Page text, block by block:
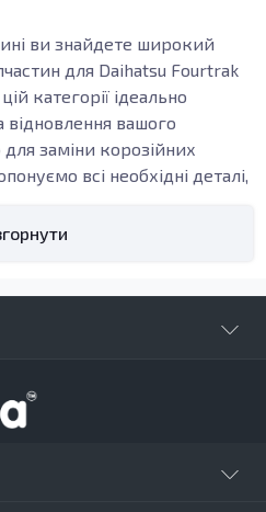
ви знайдете широкий
для Daihatsu Fourtrak
категорії ідеально
відновлення вашого
заміни корозійних
всі необхідні деталі,
роль у забезпеченні
Пороги, наприклад, є
забезпечують комфорт
Вони піддаються
заміни.